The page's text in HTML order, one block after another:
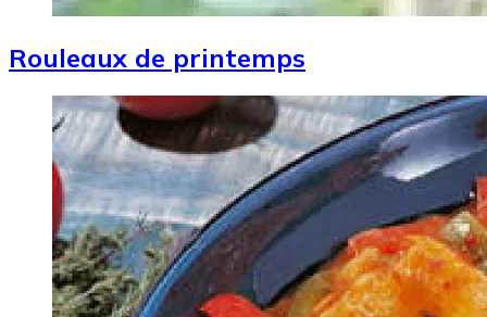
Rouleaux de printemps
Image